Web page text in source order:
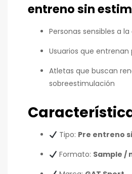
entreno sin
Personas sensibles a
Usuarios que entrenan
Atletas que buscan
sobreestimulación
Tipo: Pre entreno
Formato: Sample /